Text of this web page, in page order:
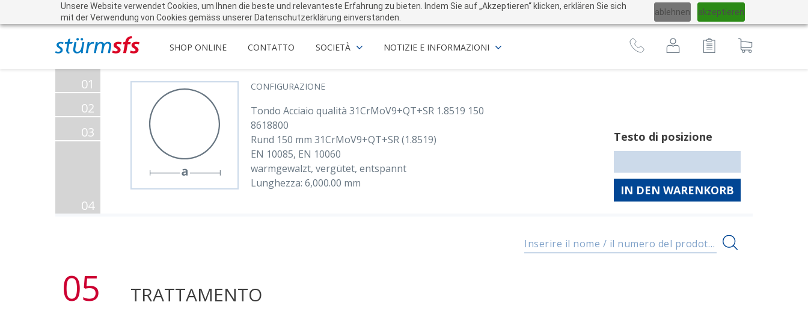
Unsere Website verwendet Cookies, um Ihnen die beste und relevanteste Erfahrung zu bieten. Indem Sie auf „Akzeptieren“ klicken, erklären Sie sich
mit der Verwendung von Cookies gemäss unserer Datenschutzerklärung einverstanden.
ablehnen akzeptieren
Cambiare
lingua
SHOP ONLINE CONTATTO SOCIETÀ NOTIZIE E INFORMAZIONI
Al
01
02
03
04
CONFIGURAZIONE
Tondo Acciaio qualità 31CrMoV9+QT+SR 1.8519 150
8618800
Rund 150 mm 31CrMoV9+QT+SR (1.8519)
EN 10085, EN 10060
warmgewalzt, vergütet, entspannt
Lunghezza: 6,000.00 mm
Testo di posizione
IN DEN WARENKORB
Inserire il nome / il numero del prodotto
05 TRATTAMENTO